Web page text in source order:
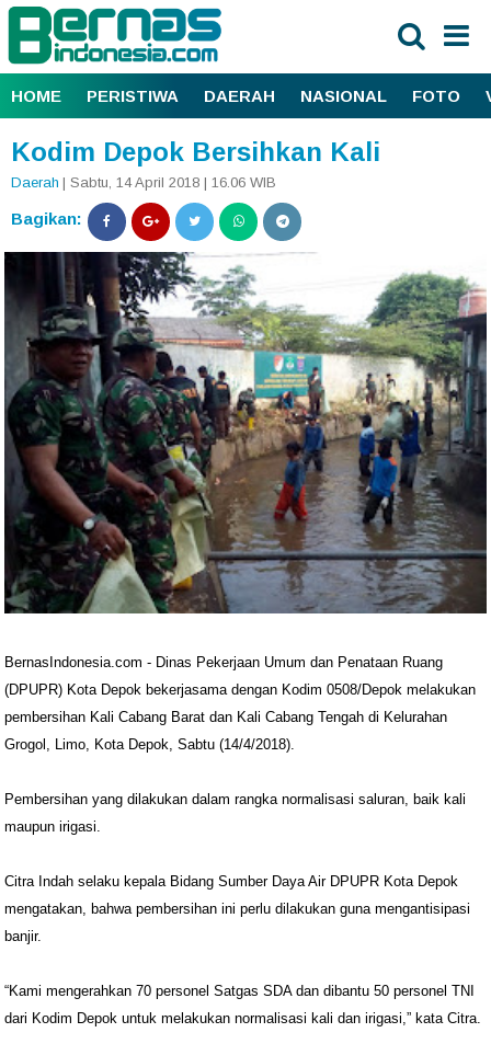
HOME PERISTIWA DAERAH NASIONAL FOTO
Kodim Depok Bersihkan Kali
Daerah | Sabtu, 14 April 2018 | 16.06 WIB
Bagikan:
BernasIndonesia.com - Dinas Pekerjaan Umum dan Penataan Ruang
(DPUPR) Kota Depok bekerjasama dengan Kodim 0508/Depok melakukan
pembersihan Kali Cabang Barat dan Kali Cabang Tengah di Kelurahan
Grogol, Limo, Kota Depok, Sabtu (14/4/2018).
Pembersihan yang dilakukan dalam rangka normalisasi saluran, baik kali
maupun irigasi.
Citra Indah selaku kepala Bidang Sumber Daya Air DPUPR Kota Depok
mengatakan, bahwa pembersihan ini perlu dilakukan guna mengantisipasi
banjir.
“Kami mengerahkan 70 personel Satgas SDA dan dibantu 50 personel TNI
dari Kodim Depok untuk melakukan normalisasi kali dan irigasi,” kata Citra.